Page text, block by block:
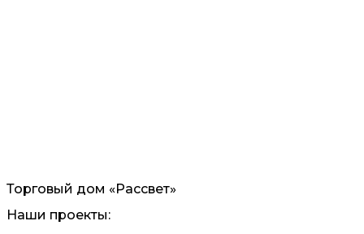
Торговый дом «Рассвет»
Наши проекты: